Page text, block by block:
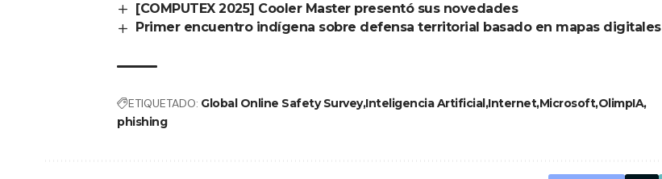
[COMPUTEX 2025] Cooler Master presentó sus novedades
Primer encuentro indígena sobre defensa territorial basado en mapas digitales
ETIQUETADO: Global Online Safety SurveyInteligencia ArtificialInternetMicrosoftOlimpIA
phishing